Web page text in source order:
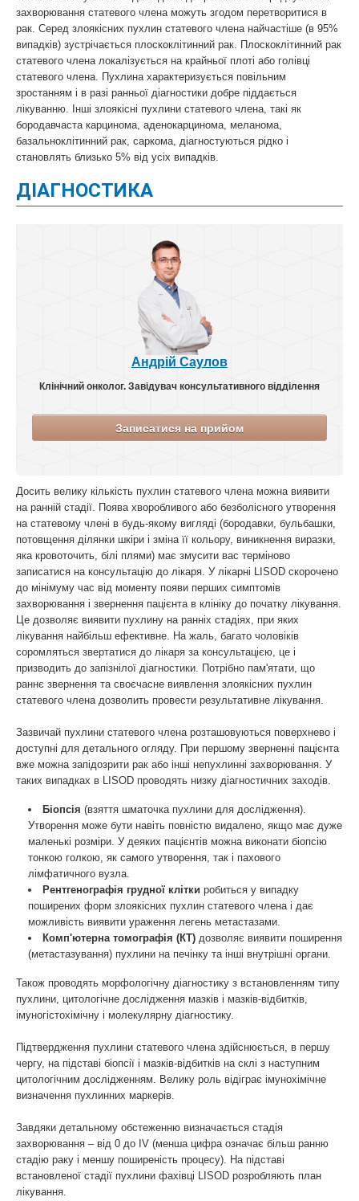
захворювання статевого члена можуть згодом перетворитися в
рак. Серед злоякісних пухлин статевого члена найчастіше (в 95%
випадків) зустрічається плоскоклітинний рак. Плоскоклітинний рак
статевого члена локалізується на крайньої плоті або голівці
статевого члена. Пухлина характеризується повільним
зростанням і в разі ранньої діагностики добре піддається
лікуванню. Інші злоякісні пухлини статевого члена, такі як
бородавчаста карцинома, аденокарцинома, меланома,
базальноклітинний рак, саркома, діагностуються рідко і
становлять близько 5% від усіх випадків.
ДІАГНОСТИКА
Андрій Саулов
Клінічний онколог. Завідувач консультативного відділення
Записатися на прийом
Досить велику кількість пухлин статевого члена можна виявити
на ранній стадії. Поява хворобливого або безболісного утворення
на статевому члені в будь-якому вигляді (бородавки, бульбашки,
потовщення ділянки шкіри і зміна її кольору, виникнення виразки,
яка кровоточить, білі плями) має змусити вас терміново
записатися на консультацію до лікаря. У лікарні LISOD скорочено
до мінімуму час від моменту появи перших симптомів
захворювання і звернення пацієнта в клініку до початку лікування.
Це дозволяє виявити пухлину на ранніх стадіях, при яких
лікування найбільш ефективне. На жаль, багато чоловіків
соромляться звертатися до лікаря за консультацією, це і
призводить до запізнілої діагностики. Потрібно пам'ятати, що
раннє звернення та своєчасне виявлення злоякісних пухлин
статевого члена дозволить провести результативне лікування.
Зазвичай пухлини статевого члена розташовуються поверхнево і
доступні для детального огляду. При першому зверненні пацієнта
вже можна запідозрити рак або інші непухлинні захворювання. У
таких випадках в LISOD проводять низку діагностичних заходів.
Біопсія (взяття шматочка пухлини для дослідження).
Утворення може бути навіть повністю видалено, якщо має дуже
маленькі розміри. У деяких пацієнтів можна виконати біопсію
тонкою голкою, як самого утворення, так і пахового
лімфатичного вузла.
Рентгенографія грудної клітки робиться у випадку
поширених форм злоякісних пухлин статевого члена і дає
можливість виявити ураження легень метастазами.
Комп'ютерна томографія (КТ) дозволяє виявити поширення
(метастазування) пухлини на печінку та інші внутрішні органи.
Також проводять морфологічну діагностику з встановленням типу
пухлини, цитологічне дослідження мазків і мазків-відбитків,
імуногістохімічну і молекулярну діагностику.
Підтвердження пухлини статевого члена здійснюється, в першу
чергу, на підставі біопсії і мазків-відбитків на склі з наступним
цитологічним дослідженням. Велику роль відіграє імунохімічне
визначення пухлинних маркерів.
Завдяки детальному обстеженню визначається стадія
захворювання – від 0 до IV (менша цифра означає більш ранню
стадію раку і меншу поширеність процесу). На підставі
встановленої стадії пухлини фахівці LISOD розробляють план
лікування.